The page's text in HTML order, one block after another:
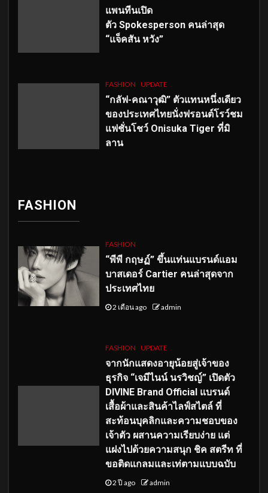
แพนทีนเปิด
ตัว Spokesperson คนล่าสุด
“แจ็คสัน หวัง”
FASHION UPDATE
“กลัฟ-คณาวุฒิ” ตัวแทนหนึ่งเดียว
ของประเทศไทยนั่งฟรอนต์โรว์ชม
แฟชั่นโชว์ Onisuka Tiger ที่มิ
ลาน
FASHION
FASHION
“พีพี กฤษฏ์” ขึ้นแท่นแบรนด์แอม
บาสเดอร์ Cartier คนล่าสุดจาก
ประเทศไทย
2 เดือน ago admin
FASHION UPDATE
จากนักแสดงอายุน้อยสู่เจ้าของ
ธุรกิจ “เจมีไนน์ นรวิชญ์” เปิดตัว
DIVINE Brand Official แบรนด์
เสื้อผ้าและสินค้าไลฟ์สไตล์ ที่
สะท้อนบุคลิกและความชอบของ
เจ้าตัว ผสานความเรียบง่าย แต่
แฝงไปด้วยความสนุก ชิค สตรีท ที่
ขอติดแกลมและเท่ตามแบบฉบับ
2 ปี ago admin